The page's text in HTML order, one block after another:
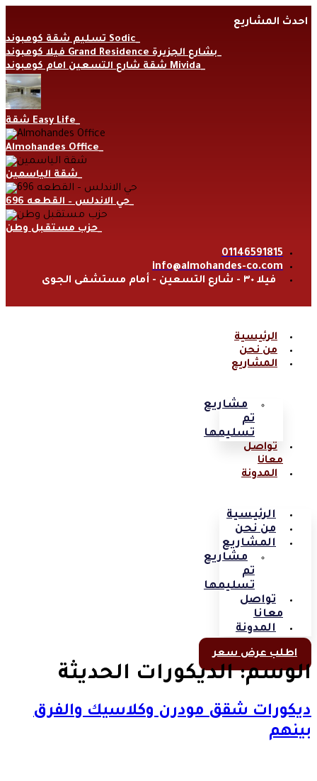
toاحدث المشاريع
تسليم شقة كومبوند Sodic
فيلا كومبوند Grand Residence بشارع الجزيرة
شقة شارع التسعين امام كومبوند Mivida
شقة Easy Life
Almohandes Office
شقة الياسمين
حي الاندلس – القطعه 696
حزب مستقبل وطن
01146591815
info@almohandes-co.com
فيلا ٣٠ - شارع التسعين - أمام مستشفى الجوى
الرئيسية
من نحن
المشاريع
مشاريع
تم
تسليمها
تواصل
معانا
المدونة
الرئيسية
من نحن
المشاريع
مشاريع
تم
تسليمها
تواصل
معانا
المدونة
اطلب عرض سعر
الوسم:الديكورات الحديثة
ديكورات شقق مودرن وكلاسيك والفرق
بينهم